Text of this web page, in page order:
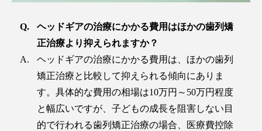
ヘッドギアの治療にかかる費用はほかの歯列矯
正治療より抑えられますか？
ヘッドギアの治療にかかる費用は、ほかの歯列
矯正治療と比較して抑えられる傾向にありま
す。具体的な費用の相場は10万円～50万円程度
と幅広いですが、子どもの成長を阻害しない目
的で行われる歯列矯正治療の場合、医療費控除